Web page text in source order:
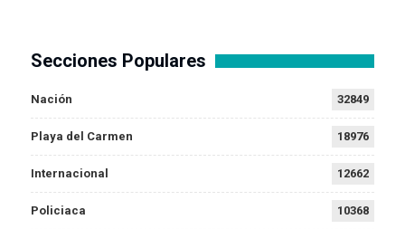
Secciones Populares
Nación 32849
Playa del Carmen 18976
Internacional 12662
Policiaca 10368